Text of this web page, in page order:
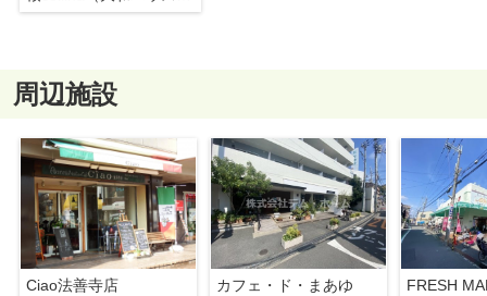
周辺施設
Ciao法善寺店
カフェ・ド・まあゆ